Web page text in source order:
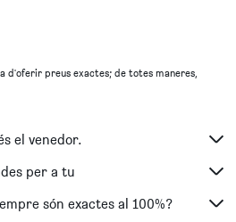
d'oferir preus exactes; de totes maneres,
el venedor.
per a tu
són exactes al 100%?